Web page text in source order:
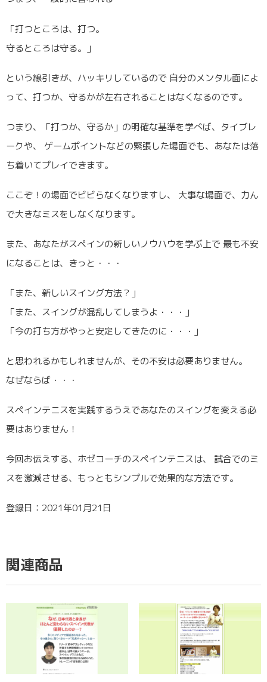
「打つところは、打つ。
守るところは守る。」
という線引きが、ハッキリしているので 自分のメンタル面によ
って、打つか、守るかが左右されることはなくなるのです。
つまり、「打つか、守るか」の明確な基準を学べば、タイブレ
ークや、 ゲームポイントなどの緊張した場面でも、あなたは落
ち着いてプレイできます。
ここぞ！の場面でビビらなくなりますし、 大事な場面で、力ん
で大きなミスをしなくなります。
また、あなたがスペインの新しいノウハウを学ぶ上で 最も不安
になることは、きっと・・・
「また、新しいスイング方法？」
「また、スイングが混乱してしまうよ・・・」
「今の打ち方がやっと安定してきたのに・・・」
と思われるかもしれませんが、その不安は必要ありません。
なぜならば・・・
スペインテニスを実践するうえであなたのスイングを変える必
要はありません！
今回お伝えする、ホゼコーチのスペインテニスは、 試合でのミ
スを激減させる、もっともシンプルで効果的な方法です。
登録日：2021年01月21日
関連商品